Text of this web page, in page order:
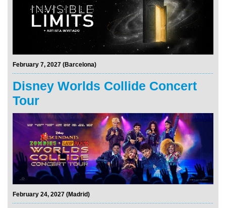
February 7, 2027 (Barcelona)
Disney Worlds Collide Concert
Tour
February 24, 2027 (Madrid)